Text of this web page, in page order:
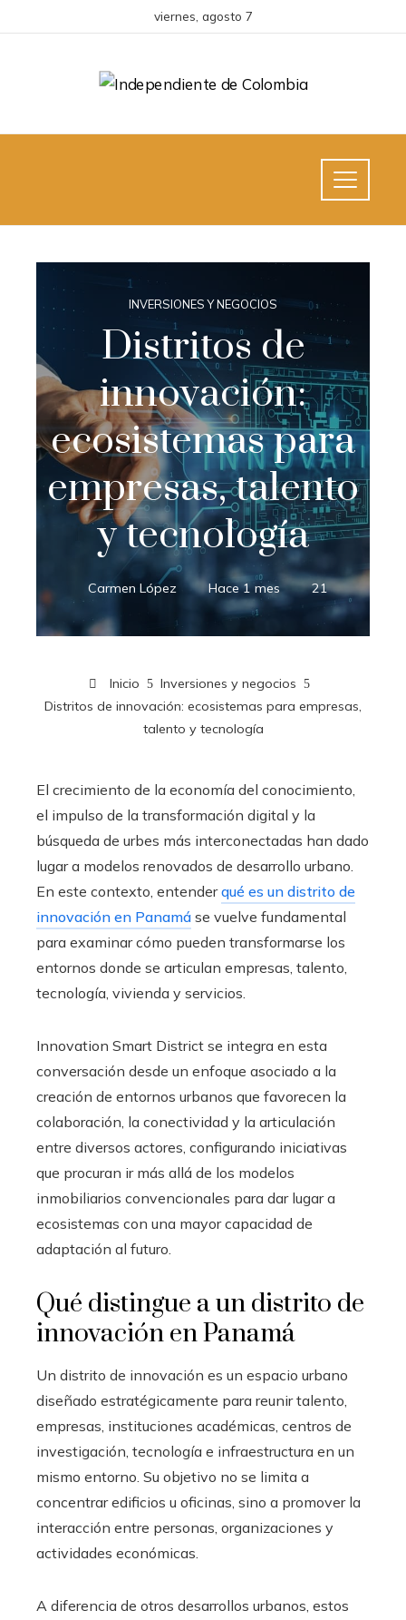
viernes, agosto 7
INVERSIONES Y NEGOCIOS
Distritos de
innovación:
ecosistemas para
empresas, talento
y tecnología
Carmen López Hace 1 mes 21
Inicio
Inversiones y negocios
Distritos de innovación: ecosistemas para empresas,
talento y tecnología
El crecimiento de la economía del conocimiento,
el impulso de la transformación digital y la
búsqueda de urbes más interconectadas han dado
lugar a modelos renovados de desarrollo urbano.
En este contexto, entenderqué es un distrito de
innovación en Panamá se vuelve fundamental
para examinar cómo pueden transformarse los
entornos donde se articulan empresas, talento,
tecnología, vivienda y servicios.
Innovation Smart District se integra en esta
conversación desde un enfoque asociado a la
creación de entornos urbanos que favorecen la
colaboración, la conectividad y la articulación
entre diversos actores, configurando iniciativas
que procuran ir más allá de los modelos
inmobiliarios convencionales para dar lugar a
ecosistemas con una mayor capacidad de
adaptación al futuro.
Qué distingue a un distrito de
innovación en Panamá
Un distrito de innovación es un espacio urbano
diseñado estratégicamente para reunir talento,
empresas, instituciones académicas, centros de
investigación, tecnología e infraestructura en un
mismo entorno. Su objetivo no se limita a
concentrar edificios u oficinas, sino a promover la
interacción entre personas, organizaciones y
actividades económicas.
A diferencia de otros desarrollos urbanos, estos